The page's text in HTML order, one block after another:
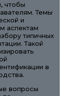
чтобы
Темы
и
аспектам
типичных
Такой
в
вопросы